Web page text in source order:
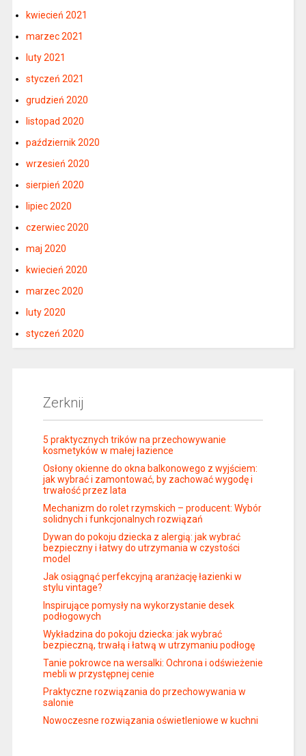
kwiecień 2021
marzec 2021
luty 2021
styczeń 2021
grudzień 2020
listopad 2020
październik 2020
wrzesień 2020
sierpień 2020
lipiec 2020
czerwiec 2020
maj 2020
kwiecień 2020
marzec 2020
luty 2020
styczeń 2020
Zerknij
5 praktycznych trików na przechowywanie
kosmetyków w małej łazience
Osłony okienne do okna balkonowego z wyjściem:
jak wybrać i zamontować, by zachować wygodę i
trwałość przez lata
Mechanizm do rolet rzymskich – producent: Wybór
solidnych i funkcjonalnych rozwiązań
Dywan do pokoju dziecka z alergią: jak wybrać
bezpieczny i łatwy do utrzymania w czystości
model
Jak osiągnąć perfekcyjną aranżację łazienki w
stylu vintage?
Inspirujące pomysły na wykorzystanie desek
podłogowych
Wykładzina do pokoju dziecka: jak wybrać
bezpieczną, trwałą i łatwą w utrzymaniu podłogę
Tanie pokrowce na wersalki: Ochrona i odświeżenie
mebli w przystępnej cenie
Praktyczne rozwiązania do przechowywania w
salonie
Nowoczesne rozwiązania oświetleniowe w kuchni